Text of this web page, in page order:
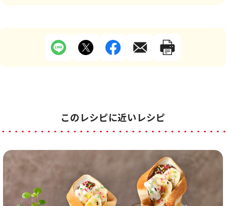
このレシピに近いレシピ